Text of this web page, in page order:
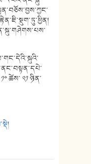
ཚེས་ ༢༡ ཉིན་